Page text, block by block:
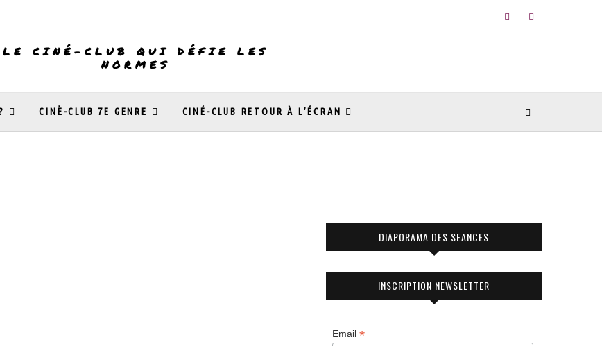
LE CINÉ-CLUB QUI DÉFIE LES
NORMES
CINÈ-CLUB 7E GENRE CINÉ-CLUB RETOUR À L’ÉCRAN
DIAPORAMA DES SEANCES
INSCRIPTION NEWSLETTER
Email*